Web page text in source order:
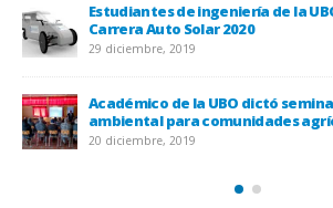
Estudiantes de ingeniería de la
Carrera Auto Solar 2020
29 diciembre, 2019
Académico de la UBO dictó
ambiental para comunidades
20 diciembre, 2019